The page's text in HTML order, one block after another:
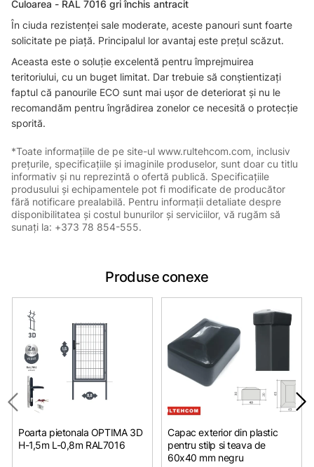
Сuloarea - RAL 7016 gri închis antracit
În ciuda rezistenței sale moderate, aceste panouri sunt foarte
solicitate pe piață. Principalul lor avantaj este prețul scăzut.
Aceasta este o soluție excelentă pentru împrejmuirea
teritoriului, cu un buget limitat. Dar trebuie să conștientizați
faptul că panourile ECO sunt mai ușor de deteriorat și nu le
recomandăm pentru îngrădirea zonelor ce necesită o protecție
sporită.
*Toate informațiile de pe site-ul www.rultehcom.com, inclusiv
prețurile, specificațiile și imaginile produselor, sunt doar cu titlu
informativ și nu reprezintă o ofertă publică. Specificațiile
produsului și echipamentele pot fi modificate de producător
fără notificare prealabilă. Pentru informații detaliate despre
disponibilitatea și costul bunurilor și serviciilor, vă rugăm să
sunați la: +373 78 854-555.
Produse conexe
Poarta pietonala OPTIMA 3D
H-1,5m L-0,8m RAL7016
Capac exterior din plastic
pentru stilp si teava de
60x40 mm negru